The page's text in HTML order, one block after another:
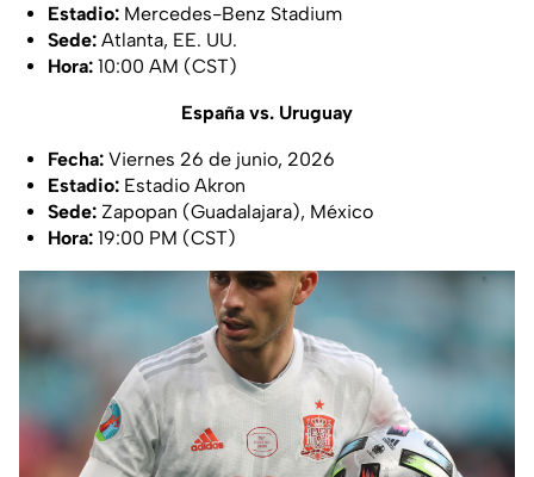
Estadio: Mercedes-Benz Stadium
Sede: Atlanta, EE. UU.
Hora: 10:00 AM (CST)
España vs. Uruguay
Fecha: Viernes 26 de junio, 2026
Estadio: Estadio Akron
Sede: Zapopan (Guadalajara), México
Hora: 19:00 PM (CST)